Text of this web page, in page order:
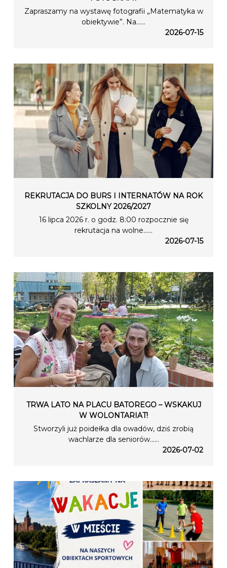
Zapraszamy na wystawę fotografii „Matematyka w
obiektywie”. Na…...
2026-07-15
REKRUTACJA DO BURS I INTERNATÓW NA ROK
SZKOLNY 2026/2027
16 lipca 2026 r. o godz. 8:00 rozpocznie się
rekrutacja na wolne…...
2026-07-15
TRWA LATO NA PLACU BATOREGO – WSKAKUJ
W WOLONTARIAT!
Stworzyli już poidełka dla owadów, dziś zrobią
wachlarze dla seniorów…...
2026-07-02